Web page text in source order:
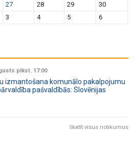
27 28 29
30
3 4 5 6
plkst. 17:00
izmantošana komunālo pakalpojumu
pašvaldībās: Slovēnijas
Skatīt visus notikumus